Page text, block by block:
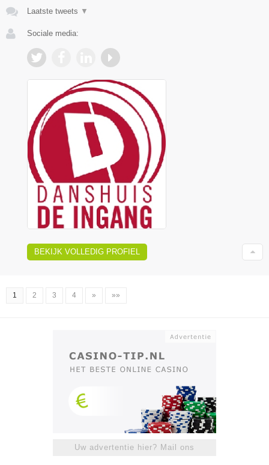
Laatste tweets ▼
Sociale media:
BEKIJK VOLLEDIG PROFIEL
1 2 3 4 » »»
Uw advertentie hier? Mail ons